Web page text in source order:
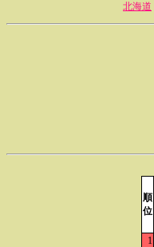
北海道
順
位
1